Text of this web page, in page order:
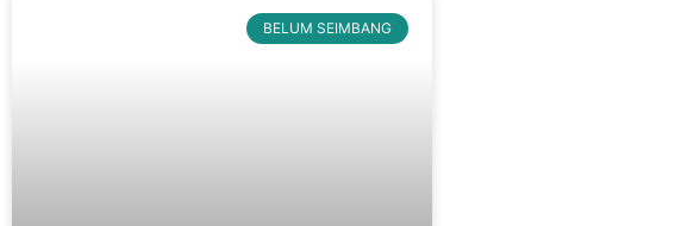
BELUM SEIMBANG